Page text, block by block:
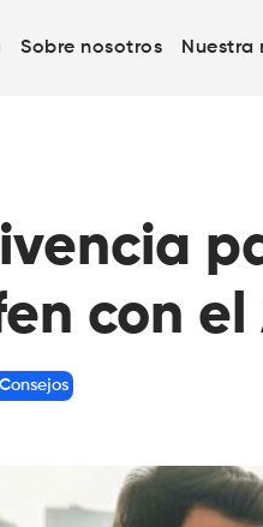
Sobre nosotros Nuestra
con